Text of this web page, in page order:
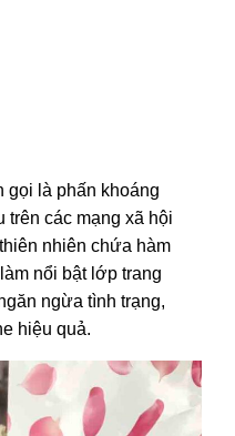
gọi là phấn khoáng
các mạng xã hội
nhiên chứa hàm
nổi bật lớp trang
ngừa tình trạng,
hiệu quả.